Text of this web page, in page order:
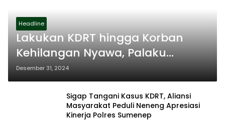
Headline
Lakukan KDRT hingga Korban
Kehilangan Nyawa, Palaku
Langsung Diamankan Polisi
Desember 31, 2024
Sigap Tangani Kasus KDRT, Aliansi
Masyarakat Peduli Neneng Apresiasi
Kinerja Polres Sumenep